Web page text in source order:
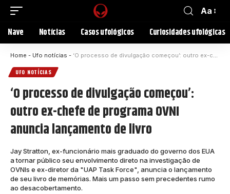
Aa
Nave Notícias Casos ufológicos Curiosidades ufológicas
Home - Ufo notícias - ‘O processo de divulgação começou’: outro ex-chefe de programa OVNI anuncia lançamento de livro
UFO NOTÍCIAS
‘O processo de divulgação começou’:
outro ex-chefe de programa OVNI
anuncia lançamento de livro
Jay Stratton, ex-funcionário mais graduado do governo dos EUA
a tornar público seu envolvimento direto na investigação de
OVNIs e ex-diretor da "UAP Task Force", anuncia o lançamento
de seu livro de memórias. Mais um passo sem precedentes rumo
ao desacobertamento.